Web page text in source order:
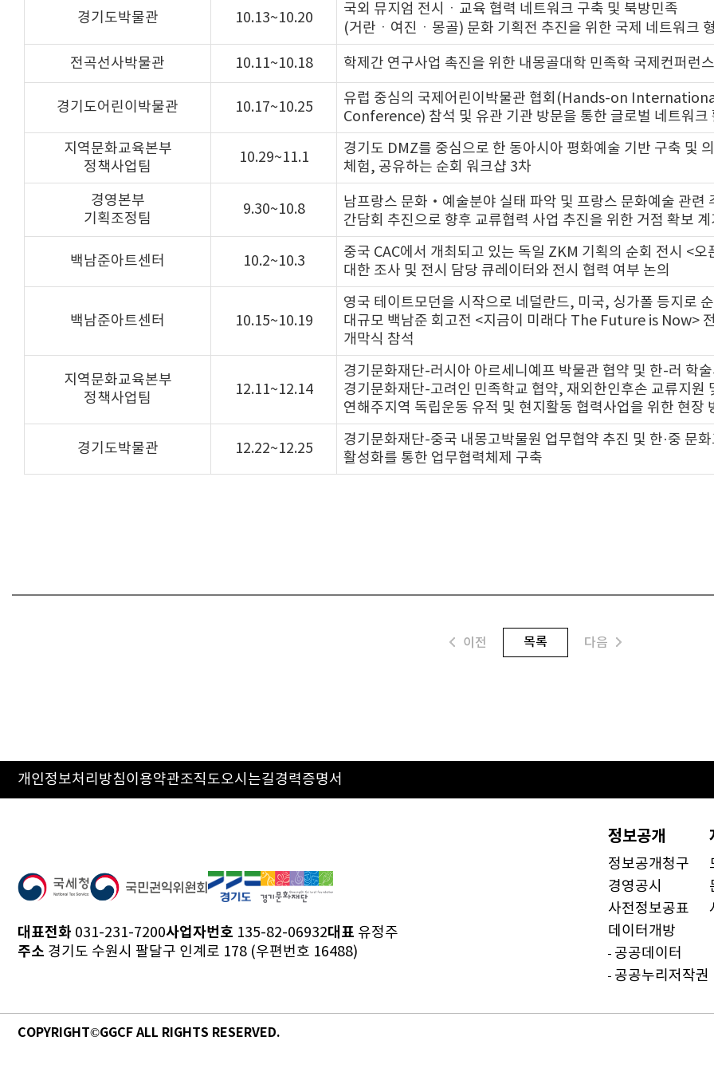
경기도박물관 10.13~10.20
국외 뮤지엄 전시ㆍ교육 협력 네트워크 구축 및 북방민족
(거란ㆍ여진ㆍ몽골) 문화 기획전 추진을 위한 국제 네트워크
전곡선사박물관 10.11~10.18 학제간 연구사업 촉진을 위한 내몽골대학 민족학 국제컨퍼런
경기도어린이박물관 10.17~10.25
유럽 중심의 국제어린이박물관 협회(Hands-on
Conference) 참석 및 유관 기관 방문을 통한 글로벌 네트워크
지역문화교육본부
정책사업팀
10.29~11.1
경기도 DMZ를 중심으로 한 동아시아 평화예술 기반 구축 및
체험, 공유하는 순회 워크샵 3차
경영본부
기획조정팀
9.30~10.8
남프랑스 문화‧예술분야 실태 파악 및 프랑스 문화예술 관련
간담회 추진으로 향후 교류협력 사업 추진을 위한 거점 확보
백남준아트센터 10.2~10.3
중국 CAC에서 개최되고 있는 독일 ZKM 기획의 순회 전시 <오
대한 조사 및 전시 담당 큐레이터와 전시 협력 여부 논의
백남준아트센터 10.15~10.19
영국 테이트모던을 시작으로 네덜란드, 미국, 싱가폴 등지로
대규모 백남준 회고전 <지금이 미래다 The Future is Now>
개막식 참석
지역문화교육본부
정책사업팀
12.11~12.14
경기문화재단-러시아 아르세니예프 박물관 협약 및 한-러 학
경기문화재단-고려인 민족학교 협약, 재외한인후손 교류지원
연해주지역 독립운동 유적 및 현지활동 협력사업을 위한 현장
경기도박물관 12.22~12.25
경기문화재단-중국 내몽고박물원 업무협약 추진 및 한·중 문
활성화를 통한 업무협력체제 구축
이전 목록 다음
개인정보처리방침이용약관조직도오시는길경력증명서
대표전화 031-231-7200사업자번호 135-82-06932대표 유정주
주소 경기도 수원시 팔달구 인계로 178 (우편번호 16488)
정보공개
정보공개청구
경영공시
사전정보공표
데이터개방
공공데이터
공공누리저작권
COPYRIGHT©GGCF ALL RIGHTS RESERVED.